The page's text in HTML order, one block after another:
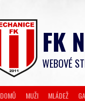
FK
WEBOVÉ
DOMŮ MUŽI MLÁDEŽ